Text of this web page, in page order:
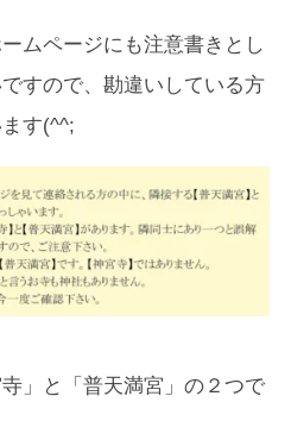
ムページにも注意書きとし
すので、勘違いしている方
す(^^;
」と「普天満宮」の２つで